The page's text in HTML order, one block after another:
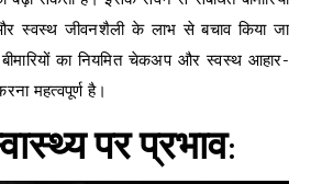
स्वस्थ जीवनशैली के लाभ से बचाव किया जा
का नियमित चेकअप और स्वस्थ आहार-
महत्वपूर्ण है।
पर प्रभाव: